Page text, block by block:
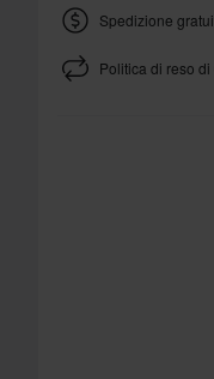
Spedizione
Politica di reso